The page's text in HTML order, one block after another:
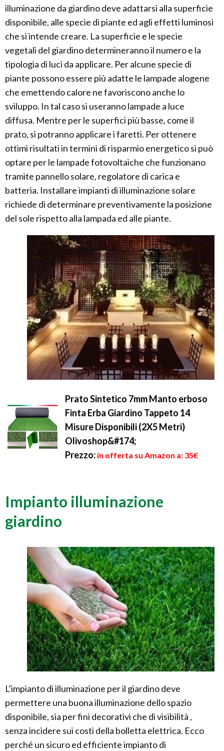
illuminazione da giardino deve adattarsi alla superficie
disponibile, alle specie di piante ed agli effetti luminosi
che si intende creare. La superficie e le specie
vegetali del giardino determineranno il numero e la
tipologia di luci da applicare. Per alcune specie di
piante possono essere più adatte le lampade alogene
che emettendo calore ne favoriscono anche lo
sviluppo. In tal caso si useranno lampade a luce
diffusa. Mentre per le superfici più basse, come il
prato, si potranno applicare i faretti. Per ottenere
ottimi risultati in termini di risparmio energetico si può
optare per le lampade fotovoltaiche che funzionano
tramite pannello solare, regolatore di carica e
batteria. Installare impianti di illuminazione solare
richiede di determinare preventivamente la posizione
del sole rispetto alla lampada ed alle piante.
Prato Sintetico 7mm Manto erboso
Finta Erba Giardino Tappeto 14
Misure Disponibili (2X5 Metri)
Olivoshop&#174;
Prezzo: in offerta su Amazon a: 35€
Impianto illuminazione
giardino
L’impianto di illuminazione per il giardino deve
permettere una buona illuminazione dello spazio
disponibile, sia per fini decorativi che di visibilità ,
senza incidere sui costi della bolletta elettrica. Ecco
perché un sicuro ed efficiente impianto di